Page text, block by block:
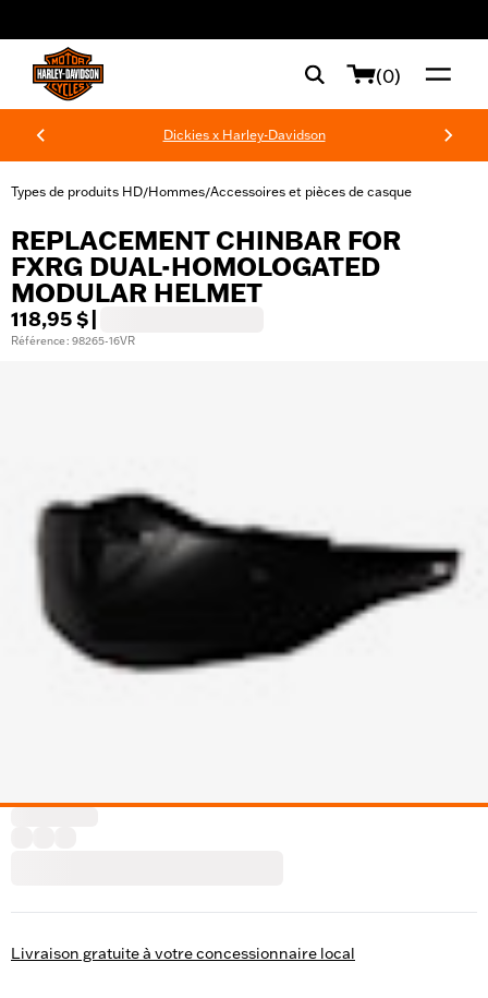
(0)
Dickies x Harley-Davidson
Types de produits HD/Hommes/Accessoires et pièces de casque
REPLACEMENT CHINBAR FOR
FXRG DUAL-HOMOLOGATED
MODULAR HELMET
118,95 $
Référence : 98265-16VR
Livraison gratuite à votre concessionnaire local